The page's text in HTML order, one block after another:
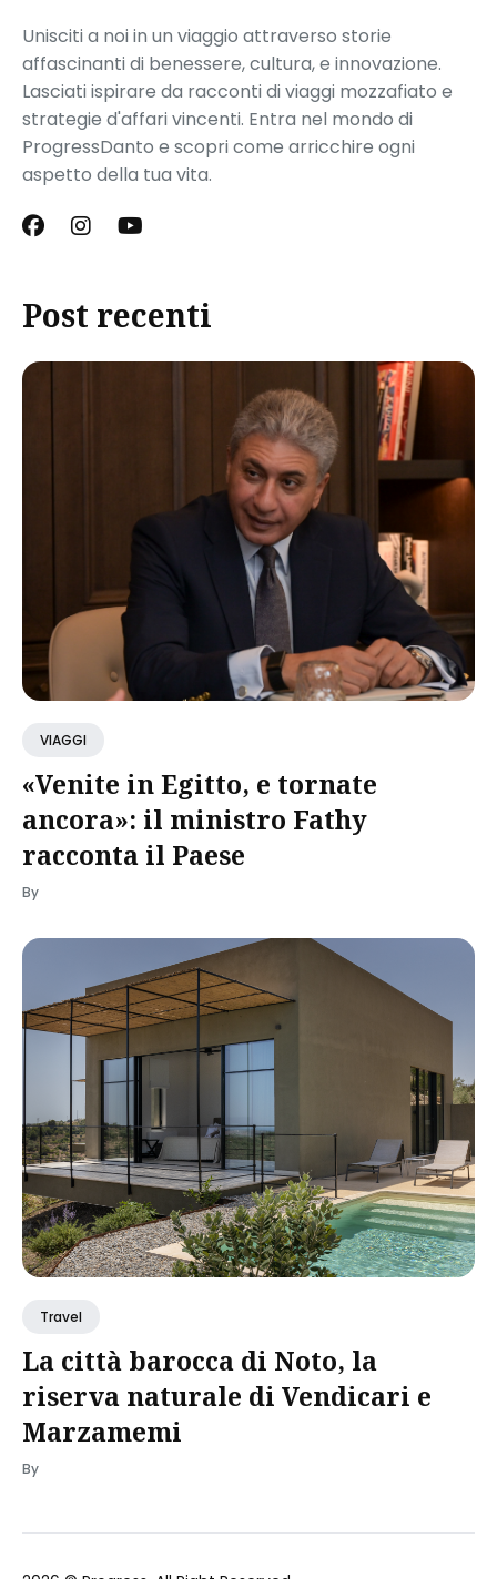
Unisciti a noi in un viaggio attraverso storie
affascinanti di benessere, cultura, e innovazione.
Lasciati ispirare da racconti di viaggi mozzafiato e
strategie d'affari vincenti. Entra nel mondo di
ProgressDanto e scopri come arricchire ogni
aspetto della tua vita.
Post recenti
VIAGGI
«Venite in Egitto, e tornate
ancora»: il ministro Fathy
racconta il Paese
By
Travel
La città barocca di Noto, la
riserva naturale di Vendicari e
Marzamemi
By